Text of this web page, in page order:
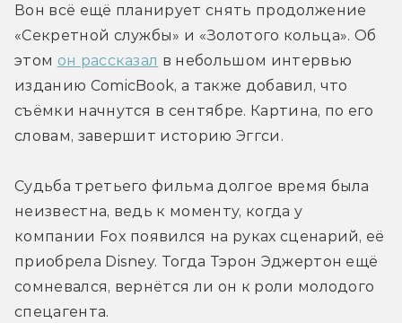
Вон всё ещё планирует снять продолжение
«Секретной службы» и «Золотого кольца». Об
этом он рассказал в небольшом интервью
изданию ComicBook, а также добавил, что
съёмки начнутся в сентябре. Картина, по его
словам, завершит историю Эггси.
Судьба третьего фильма долгое время была
неизвестна, ведь к моменту, когда у
компании Fox появился на руках сценарий, её
приобрела Disney. Тогда Тэрон Эджертон ещё
сомневался, вернётся ли он к роли молодого
спецагента.